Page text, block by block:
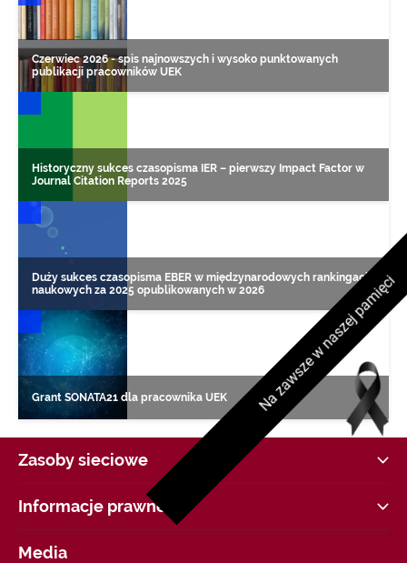
Czerwiec 2026 - spis najnowszych i wysoko punktowanych
publikacji pracowników UEK
Historyczny sukces czasopisma IER – pierwszy Impact Factor w
Journal Citation Reports 2025
DONIESIENIA NAUKOWE
Duży sukces czasopisma EBER w międzynarodowych rankingach
naukowych za 2025 opublikowanych w 2026
DONIESIENIA NAUKOWE
Grant SONATA21 dla pracownika UEK
Zasoby sieciowe
Strategia UEK
COVID-19 Informacje i zalecenia
Jakość Kształcenia w UEK
Informacje prawne
Akty Prawne
Dane kontaktowe i godziny otwarcia
Media
Na zawsze w naszej pamięci